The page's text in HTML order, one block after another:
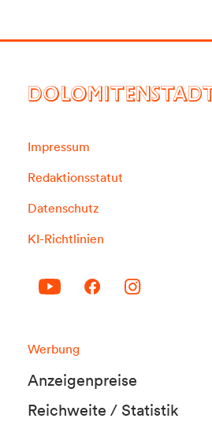
DOLOMITENSTADT
Impressum
Redaktionsstatut
Datenschutz
KI-Richtlinien
Werbung
Anzeigenpreise
Reichweite / Statistik